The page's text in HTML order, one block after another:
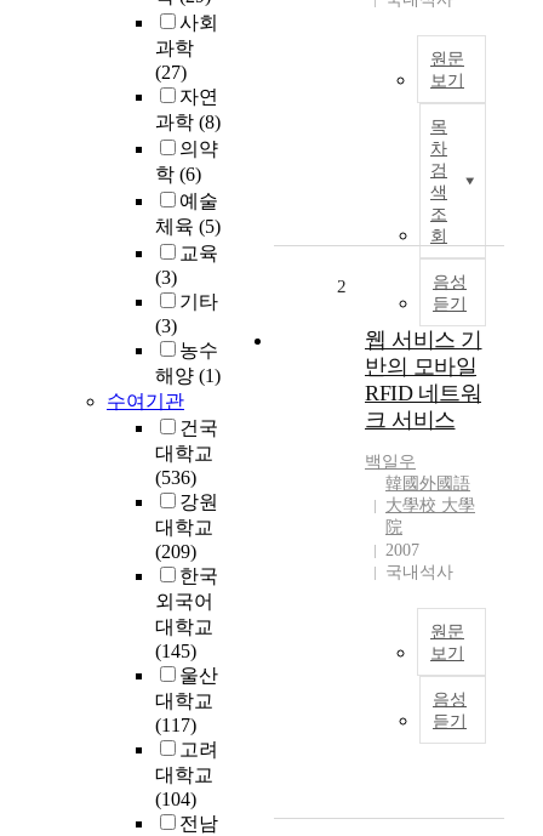
사회
과학
(27)
자연
과학 (8)
의약
학 (6)
예술
체육 (5)
교육
(3)
기타
(3)
농수
해양 (1)
수여기관
건국
대학교
(536)
강원
대학교
(209)
한국
외국어
대학교
(145)
울산
대학교
(117)
고려
대학교
(104)
전남
원문
보기
목
차
검
색
조
회
음성
듣기
한
2
웹 서비스 기
반의 모바일
RFID 네트워
크 서비스
백일우
韓國外國語
大學校 大學
院
2007
국내석사
원문
보기
음성
듣기